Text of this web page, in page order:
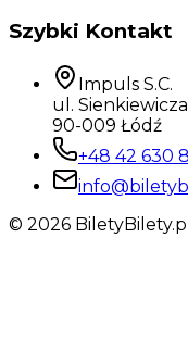
Szybki Kontakt
Impuls S.C.
ul.
90-009 Łódź
+48 42 630
© 2026